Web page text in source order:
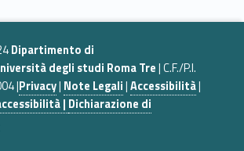
vi
di
Dipartimento di
degli studi Roma Tre| C.F./P.I.
|Privacy| Note Legali|Accessibilità|
| Dichiarazione di